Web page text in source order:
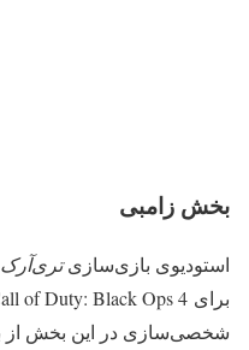
بخش زامبی
استودیوی بازی‌سازیتری‌آرک
شخصی‌سازی در این بخش از